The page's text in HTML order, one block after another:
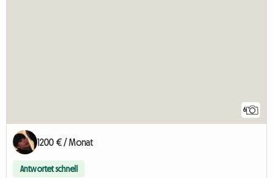
6
1200 € / Monat
Antwortet schnell